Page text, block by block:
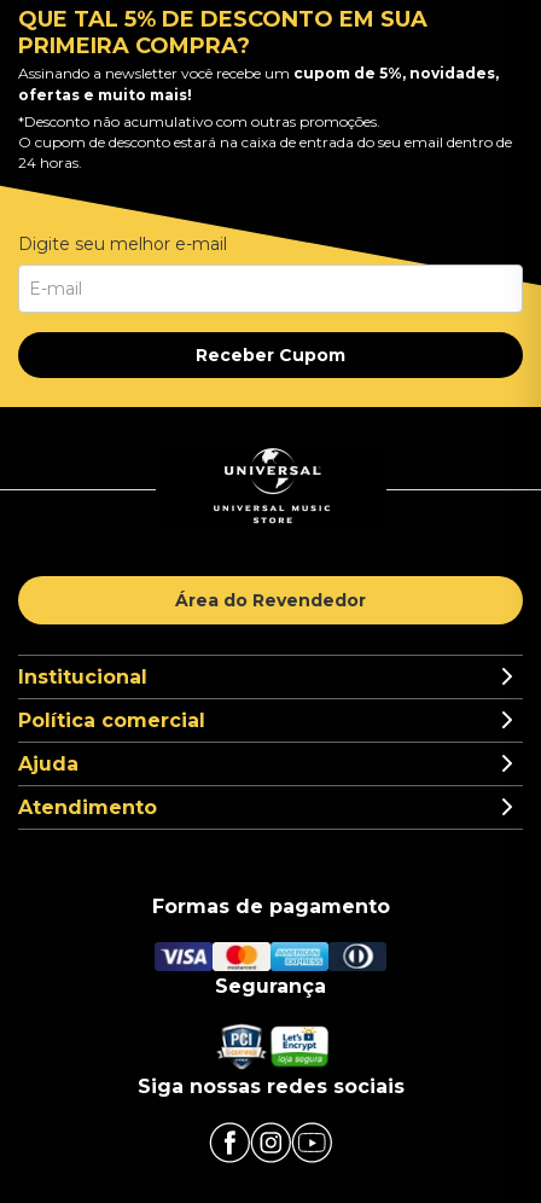
QUE TAL 5% DE DESCONTO EM SUA
PRIMEIRA COMPRA?
Assinando a newsletter você recebe um cupom de 5%, novidades,
ofertas e muito mais!
*Desconto não acumulativo com outras promoções.
O cupom de desconto estará na caixa de entrada do seu email dentro de
24 horas.
Digite seu melhor e-mail
Receber Cupom
Área do Revendedor
Institucional
Política comercial
Ajuda
Atendimento
Formas de pagamento
Segurança
Siga nossas redes sociais